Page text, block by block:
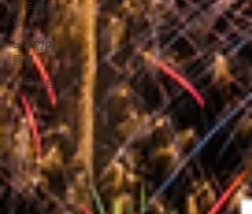
녹두탄저
병
녹두잎마
름병
녹두녹병